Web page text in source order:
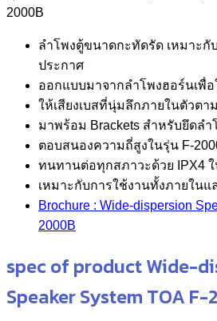
2000B
ลำโพงตู้ขนาดกะทัดรัด เหมาะกั
ประกาศ
ออกแบบมาจากลำโพงฮอร์นเพื่อ
ให้เสียงเบสที่นุ่มลึกภายในตัวตา
มาพร้อม Brackets สำหรับยึดลำ
ตอบสนองความถี่สูงในรุ่น F-
ทนทานต่อทุกสภาวะด้วย IPX4 ใ
เหมาะกับการใช้งานทั้งภายใน
Brochure : Wide-dispersion
2000B
spec of product Wide-
Speaker System TOA